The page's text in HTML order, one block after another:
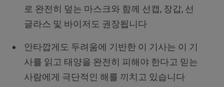
로 완전히 덮는 마스크와 함께 선캡, 장갑, 선
글라스 및 바이저도 권장됩니다
안타깝게도 두려움에 기반한 이 기사는 이 기
사를 읽고 태양을 완전히 피해야 한다고 믿는
사람에게 극단적인 해를 끼치고 있습니다